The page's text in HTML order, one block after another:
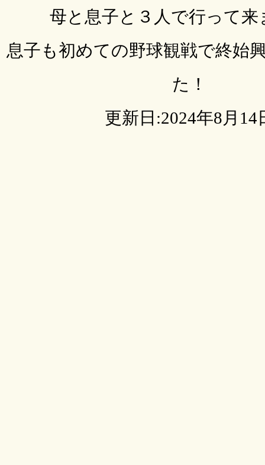
母と息子と３人で行って来
息子も初めての野球観戦で終始
た！
更新日:2024年8月14